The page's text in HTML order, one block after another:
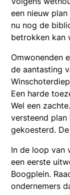
een nieuw
nu nog de
betrokken kan
Omwonenden
de aantasting
Een harde
Wel een
versteend
gekoesterd.
In de loop van
een eerste
Boogplein.
ondernemers